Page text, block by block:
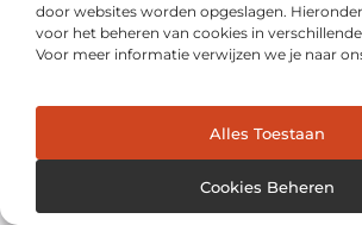
door websites worden opgeslagen.
voor het beheren van cookies in
Voor meer informatie verwijzen we je naar
Alles Toestaan
Cookies Beheren